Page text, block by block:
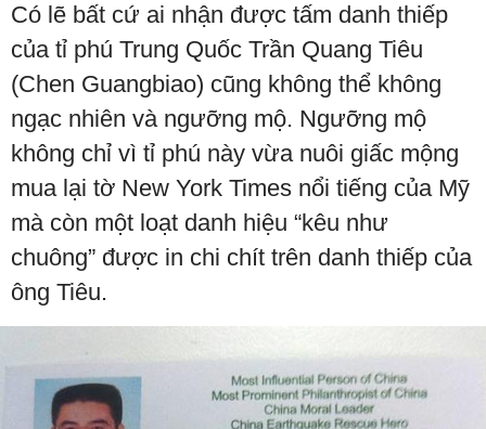
Có lẽ bất cứ ai nhận được tấm danh thiếp
của tỉ phú Trung Quốc Trần Quang Tiêu
(Chen Guangbiao) cũng không thể không
ngạc nhiên và ngưỡng mộ. Ngưỡng mộ
không chỉ vì tỉ phú này vừa nuôi giấc mộng
mua lại tờ New York Times nổi tiếng của Mỹ
mà còn một loạt danh hiệu “kêu như
chuông” được in chi chít trên danh thiếp của
ông Tiêu.